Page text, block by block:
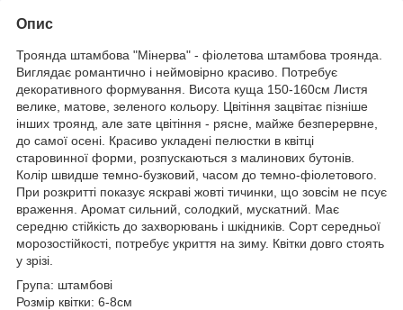
Опис
Троянда штамбова "Мінерва" - фіолетова штамбова троянда.
Виглядає романтично і неймовірно красиво. Потребує
декоративного формування. Висота куща 150-160см Листя
велике, матове, зеленого кольору. Цвітіння зацвітає пізніше
інших троянд, але зате цвітіння - рясне, майже безперервне,
до самої осені. Красиво укладені пелюстки в квітці
старовинної форми, розпускаються з малинових бутонів.
Колір швидше темно-бузковий, часом до темно-фіолетового.
При розкритті показує яскраві жовті тичинки, що зовсім не псує
враження. Аромат сильний, солодкий, мускатний. Має
середню стійкість до захворювань і шкідників. Сорт середньої
морозостійкості, потребує укриття на зиму. Квітки довго стоять
у зрізі.
Група: штамбові
Розмір квітки: 6-8см